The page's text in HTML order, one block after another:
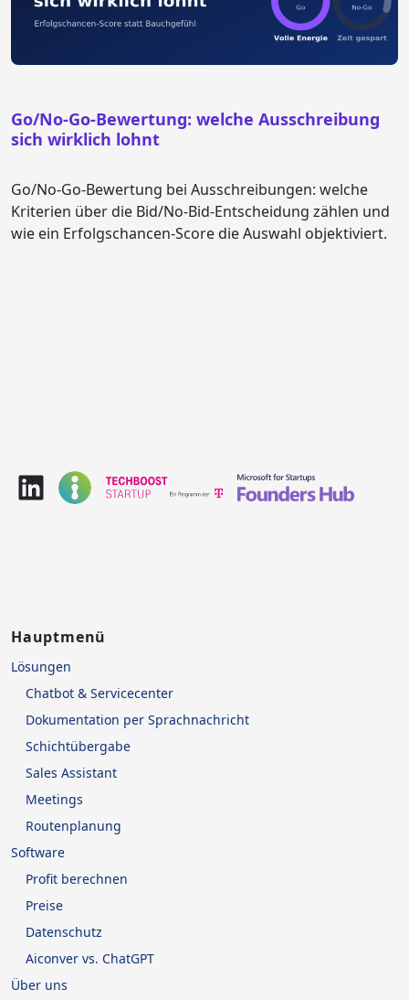
Hauptmenü
Lösungen
Chatbot & Servicecenter
Dokumentation per Sprachnachricht
Schichtübergabe
Sales Assistant
Meetings
Routenplanung
Software
Profit berechnen
Preise
Datenschutz
Aiconver vs. ChatGPT
Über uns
Go/No-Go-Bewertung: welche Ausschreibung
sich wirklich lohnt
Go/No-Go-Bewertung bei Ausschreibungen: welche
Kriterien über die Bid/No-Bid-Entscheidung zählen und
wie ein Erfolgschancen-Score die Auswahl objektiviert.